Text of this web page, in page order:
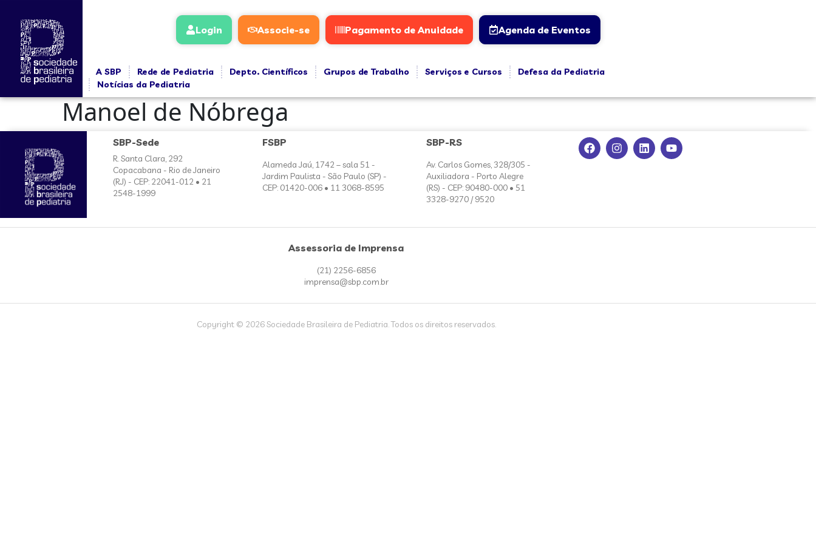
Login Associe-se Pagamento de Anuidade Agenda de Eventos
A SBP Rede de Pediatria Depto. Científicos Grupos de Trabalho Serviços e Cursos
Defesa da Pediatria
Notícias da Pediatria
Manoel de Nóbrega
SBP-Sede
R. Santa Clara, 292
Copacabana - Rio de Janeiro
(RJ) - CEP: 22041-012 • 21
2548-1999
FSBP
Alameda Jaú, 1742 – sala 51 -
Jardim Paulista - São Paulo (SP) -
CEP: 01420-006 • 11 3068-8595
SBP-RS
Av. Carlos Gomes, 328/305 -
Auxiliadora - Porto Alegre
(RS) - CEP: 90480-000 • 51
3328-9270 / 9520
Assessoria de Imprensa
(21) 2256-6856
imprensa@sbp.com.br
Copyright © 2026 Sociedade Brasileira de Pediatria. Todos os direitos reservados.